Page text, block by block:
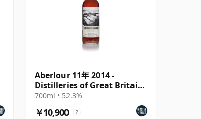
Aberlour 11年 2014 -
Distilleries of Great Britain
& Ireland
700ml • 52.3%
￥10,900 ?